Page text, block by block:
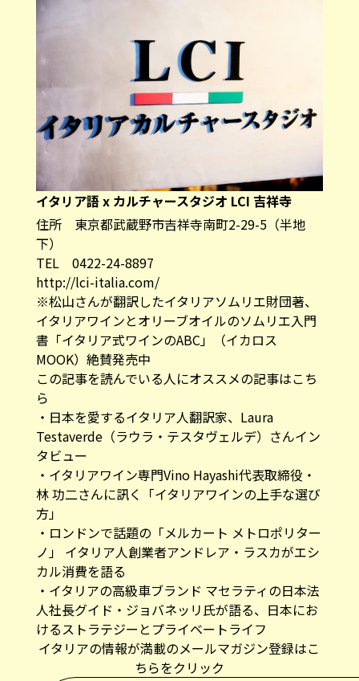
イタリア語 x カルチャースタジオ LCI 吉祥寺
住所 東京都武蔵野市吉祥寺南町2-29-5（半地
下）
TEL 0422-24-8897
http://lci-italia.com/
※松山さんが翻訳したイタリアソムリエ財団著、
イタリアワインとオリーブオイルのソムリエ入門
書「イタリア式ワインのABC」（イカロス
MOOK）絶賛発売中
この記事を読んでいる人にオススメの記事はこち
ら
・ 日本を愛するイタリア人翻訳家、Laura
Testaverde（ラウラ・テスタヴェルデ）さんイン
タビュー
・ イタリアワイン専門Vino Hayashi代表取締役・
林 功二さんに訊く「イタリアワインの上手な選び
方」
・ ロンドンで話題の「メルカート メトロポリター
ノ」 イタリア人創業者アンドレア・ラスカがエシ
カル消費を語る
・ イタリアの高級車ブランド マセラティの日本法
人社長グイド・ジョバネッリ氏が語る、日本にお
けるストラテジーとプライベートライフ
イタリアの情報が満載のメールマガジン登録はこ
ちらをクリック